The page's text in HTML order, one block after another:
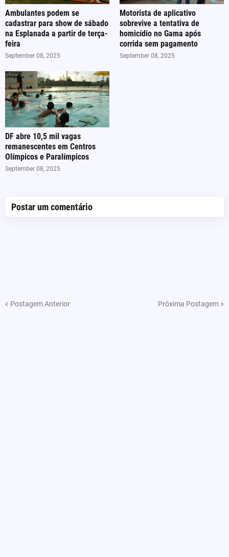
Ambulantes podem se
cadastrar para show de sábado
na Esplanada a partir de terça-
feira
September 08, 2025
Motorista de aplicativo
sobrevive a tentativa de
homicídio no Gama após
corrida sem pagamento
September 08, 2025
DF abre 10,5 mil vagas
remanescentes em Centros
Olímpicos e Paralímpicos
September 08, 2025
Postar um comentário
Postagem Anterior Próxima Postagem